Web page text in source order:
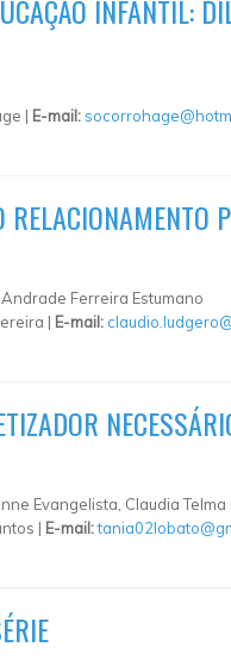
INFANTIL:
| E-mail:
Ferreira Estumano
| E-mail:
Evangelista, Claudia Telma
| E-mail: